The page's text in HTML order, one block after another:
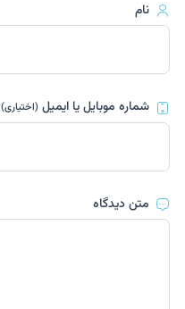
نام
شماره موبایل یا ایمیل(اختیاری)
متن دیدگاه